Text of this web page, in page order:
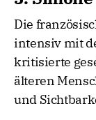
Die
intensiv mit
kritisierte
älteren
und